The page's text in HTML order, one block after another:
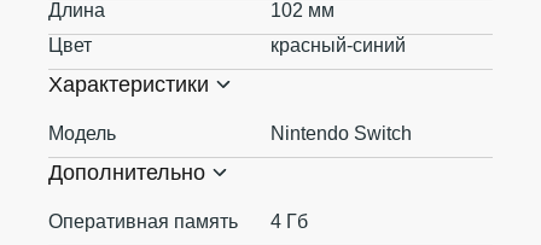
Длина
102 мм
Цвет
красный-синий
Характеристики
Модель Nintendo Switch
Дополнительно
Оперативная память
4 Гб